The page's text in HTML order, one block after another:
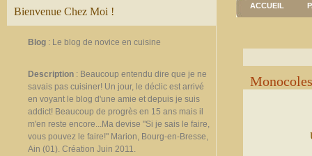
Bienvenue Chez Moi !
Blog : Le blog de novice en cuisine
Description : Beaucoup entendu dire que je ne
savais pas cuisiner! Un jour, le déclic est arrivé
en voyant le blog d'une amie et depuis je suis
addict! Beaucoup de progrès en 15 ans mais il
m'en reste encore...Ma devise "Si je sais le faire,
vous pouvez le faire!" Marion, Bourg-en-Bresse,
Ain (01). Création Juin 2011.
ACCUEIL